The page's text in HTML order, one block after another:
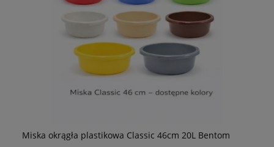
Miska okrągła plastikowa Classic 46cm 20L Bentom